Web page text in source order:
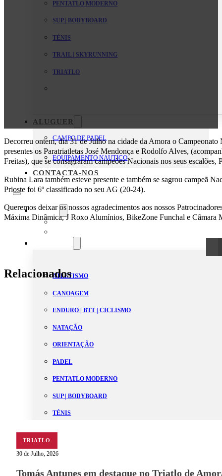
PENTATLO MODERNO
SUP | BODYBOARD
TÉNIS
TRAIL | SKYRUNNING
TRIATLO
ALUGUER
CAMPO DE PADEL
EQUIPAMENTO NAUTICO
CONTACTA-NOS
O Clube
Mensagem da Direção
ATLETISMO
CANOAGEM
ENDURO | BTT | CICLISMO
NATAÇÃO
ORIENTAÇÃO
PADEL
PENTATLO MODERNO
SUP | BODYBOARD
TÉNIS
TRIATLO
Decorreu ontem, dia 31 de Julho na cidade da Amora o
presentes os Paratriatletas José Mendonça e Rodolfo Alves,
Freitas), que se consagraram campeões Nacionais nos seus
Rubina Lara também esteve presente e também se sagrou campeã
Prioste foi 6º classificado no seu AG (20-24).
Queremos deixar os nossos agradecimentos aos nossos
Máxima Dinâmica, J Roxo Alumínios, BikeZone Funchal e Câmara
Relacionados
TRIATLO
30 de Julho, 2026
Tomás Antunes em destaque no Triatlo de